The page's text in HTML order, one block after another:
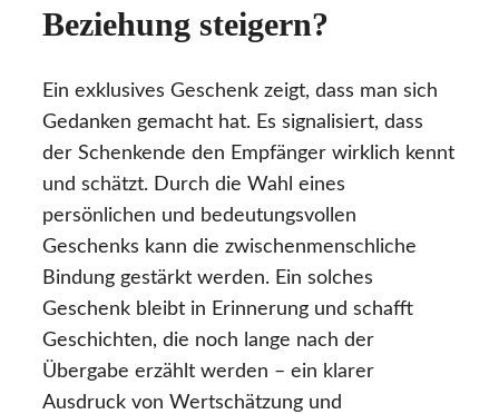
Beziehung steigern?
Ein exklusives Geschenk zeigt, dass man sich
Gedanken gemacht hat. Es signalisiert, dass
der Schenkende den Empfänger wirklich kennt
und schätzt. Durch die Wahl eines
persönlichen und bedeutungsvollen
Geschenks kann die zwischenmenschliche
Bindung gestärkt werden. Ein solches
Geschenk bleibt in Erinnerung und schafft
Geschichten, die noch lange nach der
Übergabe erzählt werden – ein klarer
Ausdruck von Wertschätzung und